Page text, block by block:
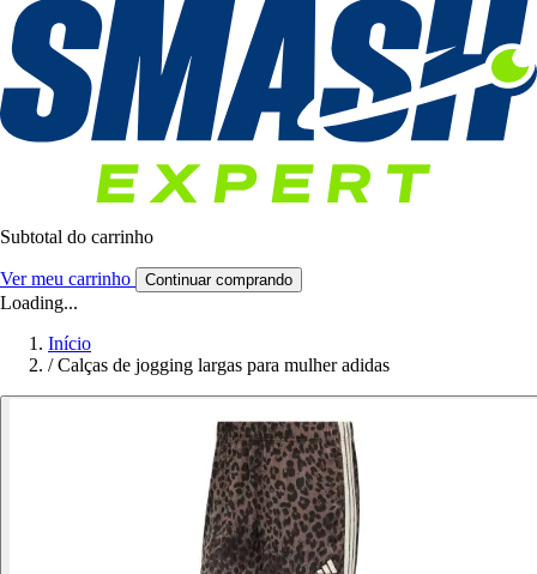
Subtotal do carrinho
Ver meu carrinho Continuar comprando
Loading...
Início
/ Calças de jogging largas para mulher adidas